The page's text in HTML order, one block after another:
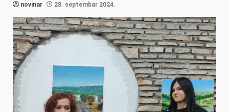
novinar 28. septembar 2024.